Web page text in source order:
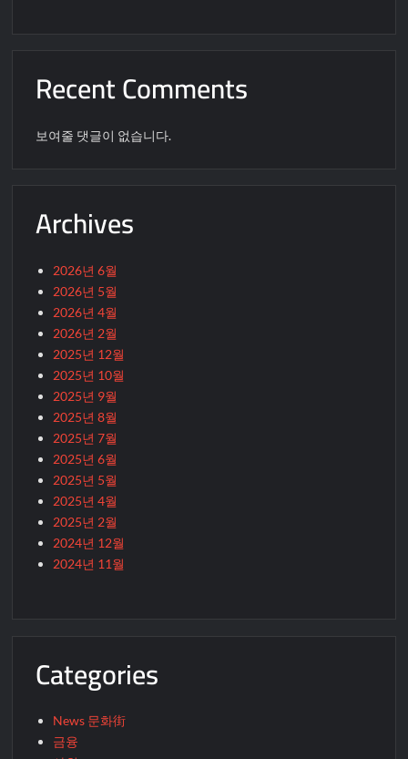
Recent Comments
보여줄 댓글이 없습니다.
Archives
2026년 6월
2026년 5월
2026년 4월
2026년 2월
2025년 12월
2025년 10월
2025년 9월
2025년 8월
2025년 7월
2025년 6월
2025년 5월
2025년 4월
2025년 2월
2024년 12월
2024년 11월
Categories
News 문화街
금융